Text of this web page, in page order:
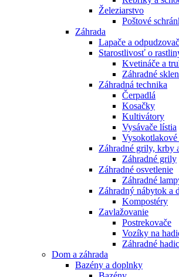
Železiarstvo
Poštové
Záhrada
Lapače a
Starostlivosť o
Kvetináče a
Záhradné
Záhradná technika
Čerpadlá
Kosačky
Kultivátory
Vysávače lístia
Vysokotlakové
Záhradné grily, krby
Záhradné grily
Záhradné osvetlenie
Záhradné
Záhradný nábytok a
Kompostéry
Zavlažovanie
Postrekovače
Vozíky na
Záhradné
Dom a záhrada
Bazény a doplnky